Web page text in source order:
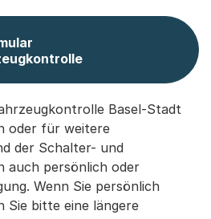
Basel-Stadt
oder für weitere
der Schalter- und
auch persönlich oder
Wenn Sie persönlich
Sie bitte eine längere